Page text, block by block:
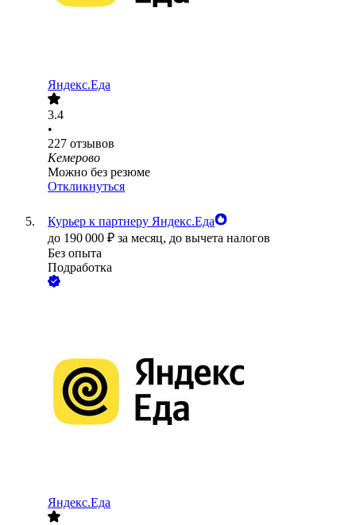
Яндекс.Еда
3.4
•
227 отзывов
Кемерово
Можно без резюме
Откликнуться
Курьер к партнеру Яндекс.Еда
до 190 000 ₽ за месяц, до вычета налогов
Без опыта
Подработка
Яндекс.Еда